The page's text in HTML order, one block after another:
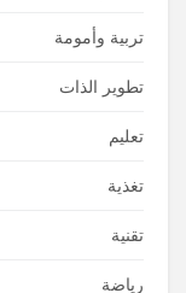
تربية وأمومة
تطوير الذات
تعليم
تغذية
تقنية
رياضة